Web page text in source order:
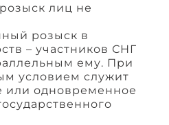
лиц не
розыск в
– участников СНГ
ему. При
условием служит
или одновременное